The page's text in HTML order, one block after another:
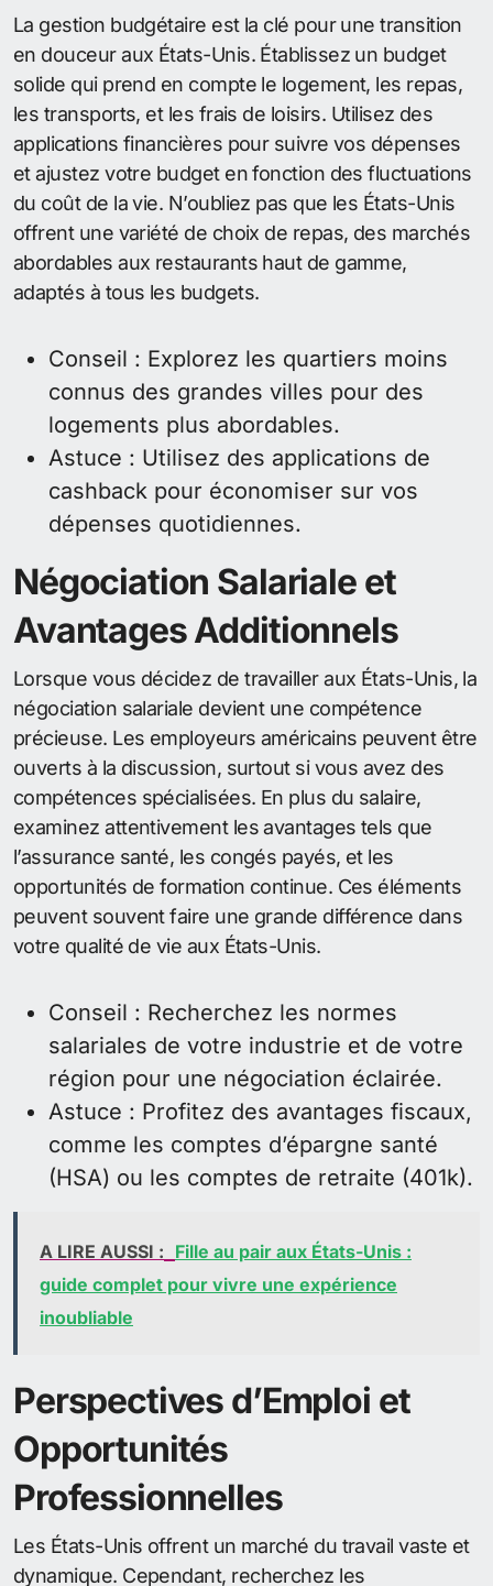
La gestion budgétaire est la clé pour une transition
en douceur aux États-Unis. Établissez un budget
solide qui prend en compte le logement, les repas,
les transports, et les frais de loisirs. Utilisez des
applications financières pour suivre vos dépenses
et ajustez votre budget en fonction des fluctuations
du coût de la vie. N’oubliez pas que les États-Unis
offrent une variété de choix de repas, des marchés
abordables aux restaurants haut de gamme,
adaptés à tous les budgets.
Conseil : Explorez les quartiers moins
connus des grandes villes pour des
logements plus abordables.
Astuce : Utilisez des applications de
cashback pour économiser sur vos
dépenses quotidiennes.
Négociation Salariale et
Avantages Additionnels
Lorsque vous décidez de travailler aux États-Unis, la
négociation salariale devient une compétence
précieuse. Les employeurs américains peuvent être
ouverts à la discussion, surtout si vous avez des
compétences spécialisées. En plus du salaire,
examinez attentivement les avantages tels que
l’assurance santé, les congés payés, et les
opportunités de formation continue. Ces éléments
peuvent souvent faire une grande différence dans
votre qualité de vie aux États-Unis.
Conseil : Recherchez les normes
salariales de votre industrie et de votre
région pour une négociation éclairée.
Astuce : Profitez des avantages fiscaux,
comme les comptes d’épargne santé
(HSA) ou les comptes de retraite (401k).
A LIRE AUSSI : Fille au pair aux États-Unis :
guide complet pour vivre une expérience
inoubliable
Perspectives d’Emploi et
Opportunités
Professionnelles
Les États-Unis offrent un marché du travail vaste et
dynamique. Cependant, recherchez les